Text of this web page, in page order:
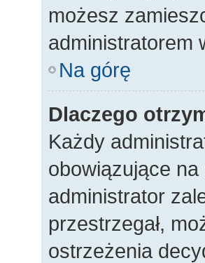
możesz
administratorem
Na górę
Dlaczego
Każdy
obowiązujące
administrator
przestrzegał,
ostrzeżenia